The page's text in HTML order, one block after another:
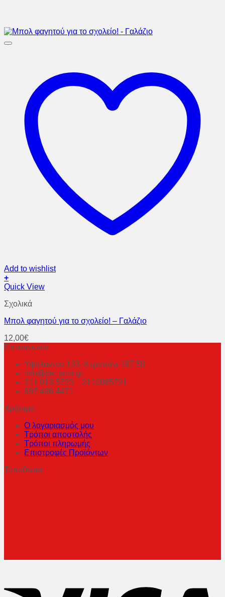
Add to wishlist
+
Quick View
Σχολικά
Μπολ φαγητού για το σχολείο! – Γαλάζιο
12,00€
Επικοινωνία
Υψηλάντου 133, Κερατσίνι 187 58
info@pic-print.gr
211 013 5723 – 2110065721
697 496 4471
Χρήσιμα
Ο λογαριασμός μου
Τρόποι αποστολής
Τρόποι πληρωμής
Επιστροφές Προϊόντων
Τοποθεσία